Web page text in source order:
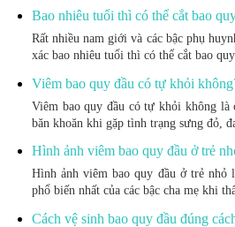
Bao nhiêu tuổi thì có thể cắt bao
Rất nhiều nam giới và các bậc phụ
xác bao nhiêu tuổi thì có thể cắt bao
Viêm bao quy đầu có tự khỏi
Viêm bao quy đầu có tự khỏi không là
băn khoăn khi gặp tình trạng sưng đỏ,
Hình ảnh viêm bao quy đầu ở trẻ
Hình ảnh viêm bao quy đầu ở trẻ
phổ biến nhất của các bậc cha mẹ khi
Cách vệ sinh bao quy đầu đúng